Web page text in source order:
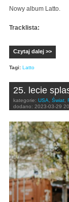
Nowy album Latto.
Tracklista:
Czytaj dalej >>
Tagi: Latto
25. lecie
kategorie: USA Świat
dodano: 2023-03-29